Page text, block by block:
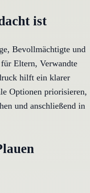
ist
Bevollmächtigte und
Eltern, Verwandte
hilft ein klarer
Optionen priorisieren,
und anschließend in